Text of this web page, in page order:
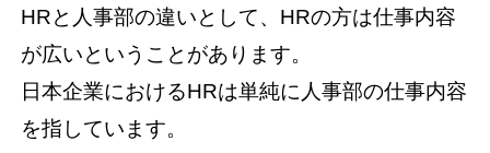
HRと人事部の違いとして、HRの方は仕事内容
が広いということがあります。
日本企業におけるHRは単純に人事部の仕事内容
を指しています。